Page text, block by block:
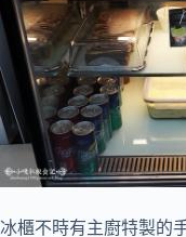
冰櫃不時有主廚特製的